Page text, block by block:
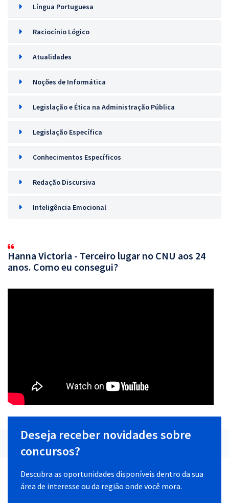
Língua Portuguesa
Raciocínio Lógico
Atualidades
Noções de Informática
Legislação e Ética na Administração Pública
Legislação Específica
Conhecimentos Específicos
Redação Discursiva
Inteligência Emocional
Hanna Victoria - Terceiro lugar no CNU aos 24
anos. Como eu consegui?
Deseja receber novidades sobre
concursos?
Descubra as oportunidades disponíveis dentro da sua
área de interesse ou da região onde você mora.